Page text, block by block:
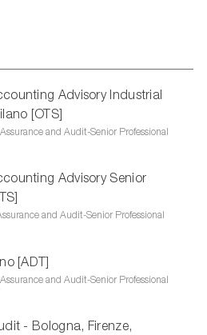
Advisory Industrial
[OTS]
and Audit-Senior Professional
Advisory Senior
and Audit-Senior Professional
[ADT]
and Audit-Senior Professional
- Bologna, Firenze,